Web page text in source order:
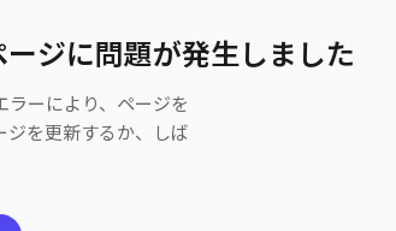
ジに問題が発生しました
ーにより、ページを
ジを更新するか、しば